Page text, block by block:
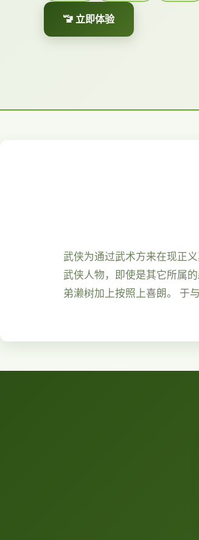
🚾 立即体验
武侠为通过武术方来在现正
武侠人物，即使是其它所属
弟濑树加上按照上喜朗。 于